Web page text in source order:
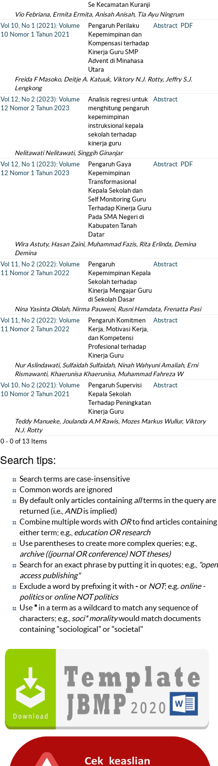
Se Kecamatan Kuranji
Vio Febriana, Ermita Ermita, Anisah Anisah, Tia Ayu Ningrum
Vol 10, No 1 (2021): Volume
10 Nomor 1 Tahun 2021
Pengaruh Perilaku
Kepemimpinan dan
Kompensasi terhadap
Kinerja Guru SMP
Advent di Minahasa
Utara
Abstract PDF
Freida F Masoko, Deitje A. Katuuk, Viktory N.J. Rotty, Jeffry S.J.
Lengkong
Vol 12, No 2 (2023): Volume
12 Nomor 2 Tahun 2023
Analisis regresi untuk
menghitung pengaruh
kepemimpinan
instruksional kepala
sekolah terhadap
kinerja guru
Abstract
Nelitawati Nelitawati, Singgih Ginanjar
Vol 12, No 1 (2023): Volume
12 Nomor 1 Tahun 2023
Pengaruh Gaya
Kepemimpinan
Transformasional
Kepala Sekolah dan
Self Monitoring Guru
Terhadap Kinerja Guru
Pada SMA Negeri di
Kabupaten Tanah
Datar
Abstract PDF
Wira Astuty, Hasan Zaini, Muhammad Fazis, Rita Erlinda, Demina
Demina
Vol 11, No 2 (2022): Volume
11 Nomor 2 Tahun 2022
Pengaruh
Kepemimpinan Kepala
Sekolah terhadap
Kinerja Mengajar Guru
di Sekolah Dasar
Abstract
Nina Yasinta Ololah, Nirma Pauweni, Rusni Hamdata, Frenatta Pasi
Vol 11, No 2 (2022): Volume
11 Nomor 2 Tahun 2022
Pengaruh Komitmen
Kerja, Motivasi Kerja,
dan Kompetensi
Profesional terhadap
Kinerja Guru
Abstract
Nur Aslindawati, Sulfaidah Sulfaidah, Ninah Wahyuni Amaliah, Erni
Rismawanti, Khaerunisa Khaerunisa, Muhammad Fahreza W
Vol 10, No 2 (2021): Volume
10 Nomor 2 Tahun 2021
Pengaruh Supervisi
Kepala Sekolah
Terhadap Peningkatan
Kinerja Guru
Abstract
Teddy Manueke, Joulanda A.M Rawis, Mozes Markus Wullur, Viktory
N.J. Rotty
0 - 0 of 13 Items
Search tips:
Search terms are case-insensitive
Common words are ignored
By default only articles containing allterms in the query are
returned (i.e., ANDis implied)
Combine multiple words with ORto find articles containing
either term; e.g., education OR research
Use parentheses to create more complex queries; e.g.,
archive ((journal OR conference) NOT theses)
Search for an exact phrase by putting it in quotes; e.g., "open
access publishing"
Exclude a word by prefixing it with -or NOT; e.g. online -
politicsor online NOT politics
Use*in a term as a wildcard to match any sequence of
characters; e.g., soci* moralitywould match documents
containing "sociological" or "societal"